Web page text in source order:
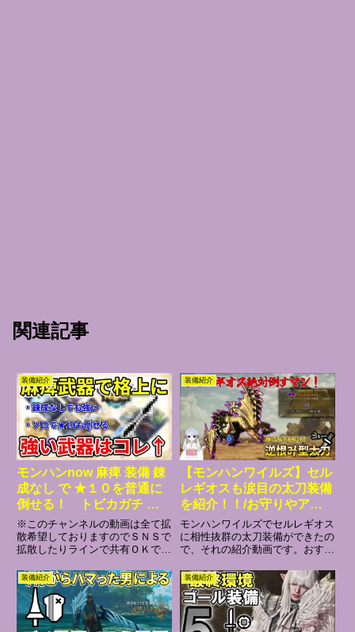
関連記事
装備紹介
モンハンnow 麻痺 装備 錬
成なし で ★１０を普通に
倒せる！ トビカガチ 亜
種 武器 状態異常 汎用
最強 級 属性 操虫棍
猟虫 ボーナス 跳躍 空
中 強化持続 耳栓 咆
哮 軽巧
※このチャンネルの動画は全て拡
散希望しておりますのでＳＮＳで
拡散したりラインで共有ＯＫです
ステショライト で拡散弾のダメ
ージが４４００オーバー出せる装
備が完成したよ♪モンハンnow ジ
ンオウガ ライト完全...
装備紹介
【モンハンワイルズ】セル
レギオスも涙目の太刀装備
を紹介！！/お守りやアー
ティア周回に！【MH
Wilds】
モンハンワイルズでセルレギオス
に相性抜群の太刀装備ができたの
で、それの紹介動画です。おすす
方法の解説もしているので、ぜひ
最後までご視聴お願いします！シ
ンプルさを重視しているので、か
なりガバガバ解説になっている
こ...
装備紹介 装備紹介